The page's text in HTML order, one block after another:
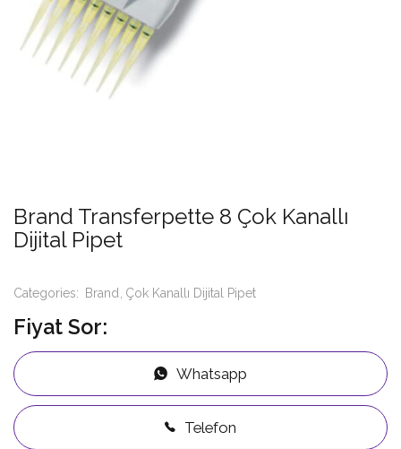
Brand Transferpette 8 Çok Kanallı
Dijital Pipet
Categories: Brand Çok Kanallı Dijital Pipet
Fiyat Sor:
Whatsapp
Telefon